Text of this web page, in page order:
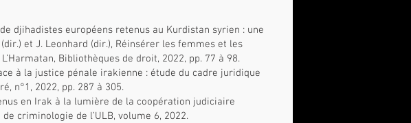
djihadistes européens retenus au Kurdistan syrien : une
et J. Leonhard (dir.), Réinsérer les femmes et les
Bibliothèques de droit, 2022, pp. 77 à 98.
à la justice pénale irakienne : étude du cadre juridique
n°1, 2022, pp. 287 à 305.
en Irak à la lumière de la coopération judiciaire
criminologie de l’ULB, volume 6, 2022.